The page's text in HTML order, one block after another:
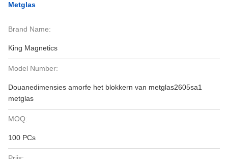
Metglas
Brand Name:
King Magnetics
Model Number:
Douanedimensies amorfe het blokkern van metglas2605sa1
metglas
MOQ:
100 PCs